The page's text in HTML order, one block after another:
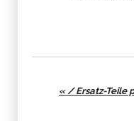
« / Ersatz-Teile